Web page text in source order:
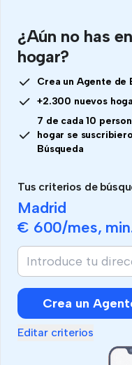
¿Aún no has
hogar?
Crea un Agente de
+2.300 nuevos
7 de cada 10
hogar se
Búsqueda
Tus criterios de
Madrid
€ 600/mes,
Crea un
Editar criterios